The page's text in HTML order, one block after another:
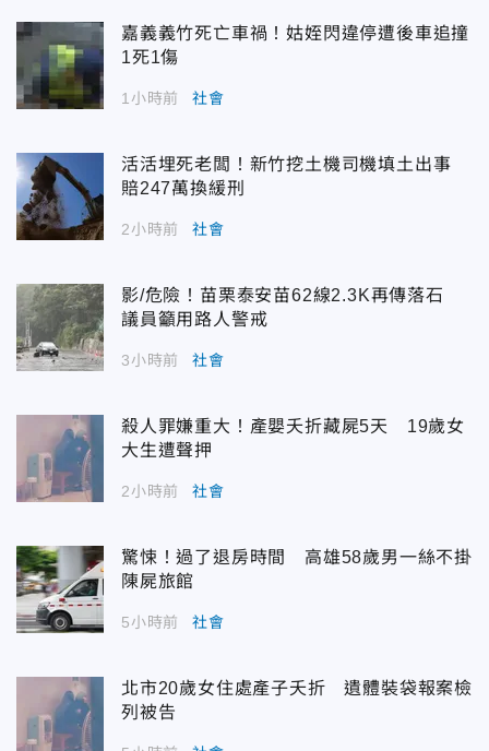
嘉義義竹死亡車禍！姑姪閃違停遭後車追撞
1死1傷
1小時前 社會
活活埋死老闆！新竹挖土機司機填土出事
賠247萬換緩刑
2小時前 社會
影/危險！苗栗泰安苗62線2.3K再傳落石
議員籲用路人警戒
3小時前 社會
殺人罪嫌重大！產嬰夭折藏屍5天 19歲女
大生遭聲押
2小時前 社會
驚悚！過了退房時間 高雄58歲男一絲不掛
陳屍旅館
5小時前 社會
北市20歲女住處產子夭折 遺體裝袋報案檢
列被告